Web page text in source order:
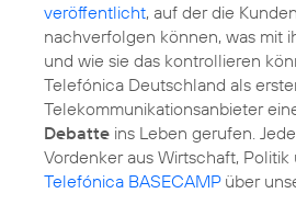
veröffentlicht, auf der die
nachverfolgen können, was mit
und wie sie das kontrollieren
Telefónica Deutschland als
Telekommunikationsanbieter
Debatte ins Leben gerufen.
Vordenker aus Wirtschaft,
Telefónica BASECAMPüber